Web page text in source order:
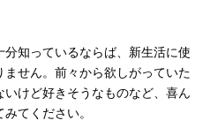
知っているならば、新生活に使
せん。前々から欲しがっていた
けど好きそうなものなど、喜ん
てください。